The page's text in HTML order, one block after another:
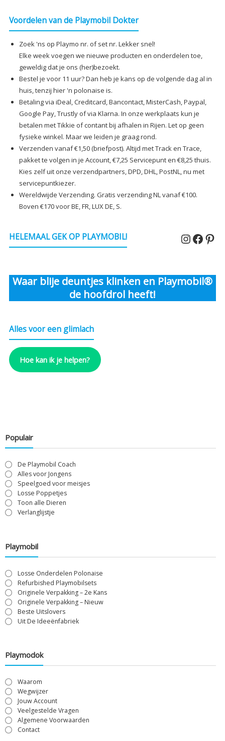
Voordelen van de Playmobil Dokter
Zoek 'ns op Playmo nr. of set nr. Lekker snel!
Elke week voegen we nieuwe producten en onderdelen toe,
geweldig dat je ons (her)bezoekt.
Bestel je voor 11 uur? Dan heb je kans op de volgende dag al in
huis, tenzij hier 'n polonaise is.
Betaling via iDeal, Creditcard, Bancontact, MisterCash, Paypal,
Google Pay, Trustly of via Klarna. In onze werkplaats kun je
betalen met Tikkie of contant bij afhalen in Rijen. Let op geen
fysieke winkel. Maar we leiden je graag rond.
Verzenden vanaf €1,50 (briefpost). Altijd met Track en Trace,
pakket te volgen in je Account, €7,25 Servicepunt en €8,25 thuis.
Kies zelf uit onze verzendpartners, DPD, DHL, PostNL, nu met
servicepuntkiezer.
Wereldwijde Verzending. Gratis verzending NL vanaf €100.
Boven €170 voor BE, FR, LUX DE, S.
HELEMAAL GEK OP PLAYMOBIL!
Waar blije deuntjes klinken en Playmobil®
de hoofdrol heeft!
Alles voor een glimlach
Hoe kan ik je helpen?
Populair
De Playmobil Coach
Alles voor Jongens
Speelgoed voor meisjes
Losse Poppetjes
Toon alle Dieren
Verlanglijstje
Playmobil
Losse Onderdelen Polonaise
Refurbished Playmobilsets
Originele Verpakking – 2e Kans
Originele Verpakking – Nieuw
Beste Uitslovers
Uit De Ideeënfabriek
Playmodok
Waarom
Wegwijzer
Jouw Account
Veelgestelde Vragen
Algemene Voorwaarden
Contact